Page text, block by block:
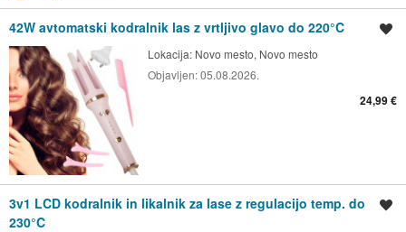
42W avtomatski kodralnik las z vrtljivo glavo do 220°C
Lokacija: Novo mesto, Novo mesto
Objavljen:05.08.2026.
24,99 €
3v1 LCD kodralnik in likalnik za lase z regulacijo temp. do
230°C